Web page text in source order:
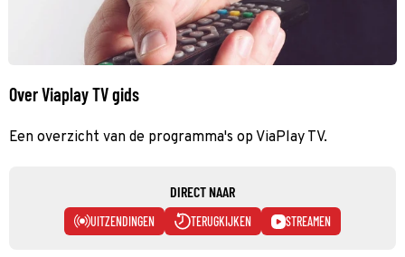
Over Viaplay TV gids
Een overzicht van de programma's op ViaPlay TV.
DIRECT NAAR
UITZENDINGEN TERUGKIJKEN STREAMEN